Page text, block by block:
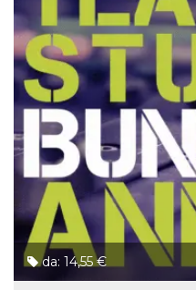
da: 14,55 €